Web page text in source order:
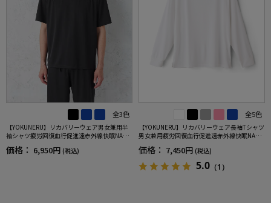
全3色
【YOKUNERU】リカバリーウェア男女兼用半
袖シャツ疲労回復血行促進遠赤外線快眠NANO
MIX(R)【一般医療機器】SS～LLサイズ
価格： 6,950円 (税込)
全5色
【YOKUNERU】リカバリーウェア長袖Tシャツ
男女兼用疲労回復血行促進遠赤外線快眠NANO
MIX(R)【一般医療機器】SS～LLサイズ
価格： 7,450円 (税込)
5.0 （1）